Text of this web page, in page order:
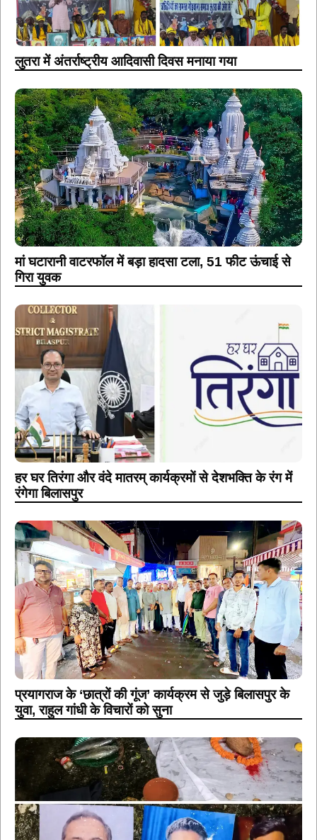
लुतरा में अंतर्राष्ट्रीय आदिवासी दिवस मनाया गया
मां घटारानी वाटरफॉल में बड़ा हादसा टला, 51 फीट ऊंचाई से
गिरा युवक
हर घर तिरंगा और वंदे मातरम् कार्यक्रमों से देशभक्ति के रंग में
रंगेगा बिलासपुर
प्रयागराज के ‘छात्रों की गूंज’ कार्यक्रम से जुड़े बिलासपुर के
युवा, राहुल गांधी के विचारों को सुना